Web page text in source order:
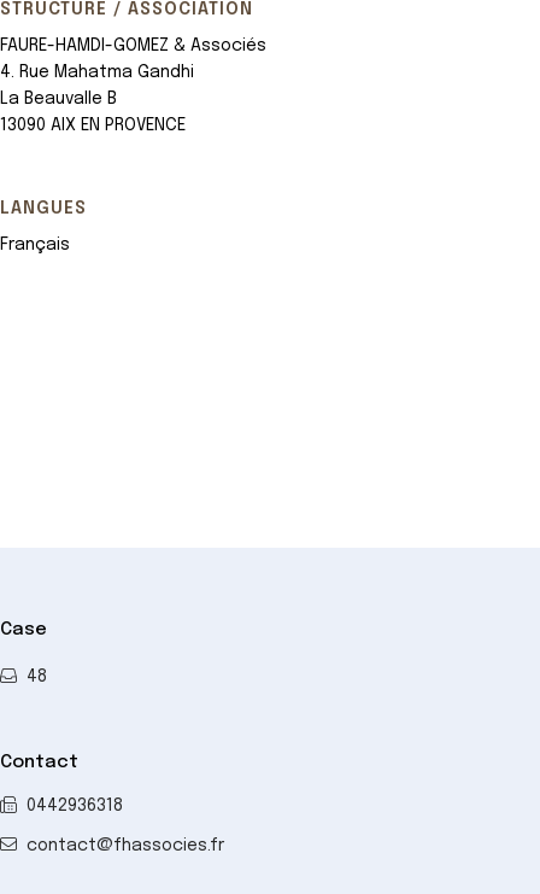
STRUCTURE / ASSOCIATION
FAURE-HAMDI-GOMEZ & Associés
4. Rue Mahatma Gandhi
La Beauvalle B
13090 AIX EN PROVENCE
LANGUES
Français
Case
48
Contact
0442936318
contact@fhassocies.fr